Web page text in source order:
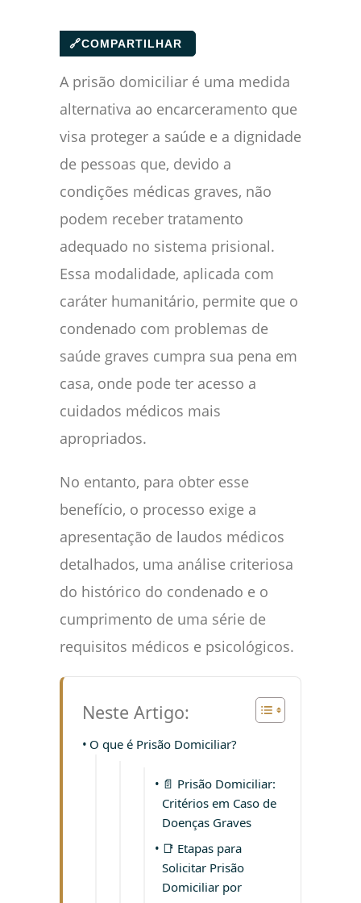
🔗COMPARTILHAR
A prisão domiciliar é uma medida
alternativa ao encarceramento que
visa proteger a saúde e a dignidade
de pessoas que, devido a
condições médicas graves, não
podem receber tratamento
adequado no sistema prisional.
Essa modalidade, aplicada com
caráter humanitário, permite que o
condenado com problemas de
saúde graves cumpra sua pena em
casa, onde pode ter acesso a
cuidados médicos mais
apropriados.
No entanto, para obter esse
benefício, o processo exige a
apresentação de laudos médicos
detalhados, uma análise criteriosa
do histórico do condenado e o
cumprimento de uma série de
requisitos médicos e psicológicos.
Neste Artigo:
O que é Prisão Domiciliar?
📄 Prisão Domiciliar:
Critérios em Caso de
Doenças Graves
📑 Etapas para
Solicitar Prisão
Domiciliar por